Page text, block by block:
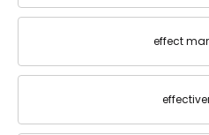
effect